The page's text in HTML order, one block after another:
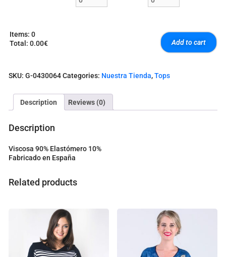
Items: 0
Total : 0.00€
e
o
t
o
a
Add to cart
SKU: G-0430064Categories: Nuestra Tienda,Tops
Description Reviews (0)
Description
Viscosa 90% Elastómero 10%
Fabricado en España
Related products